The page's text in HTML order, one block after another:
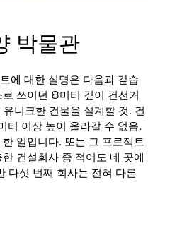
박물관
에 대한 설명은 다음과 같습
쓰이던 8미터 깊이 건선거
니크한 건물을 설계할 것. 건
터 이상 높이 올라갈 수 없음.
일입니다. 또는 그 프로젝트
건설회사 중 적어도 네 곳에
다섯 번째 회사는 전혀 다른